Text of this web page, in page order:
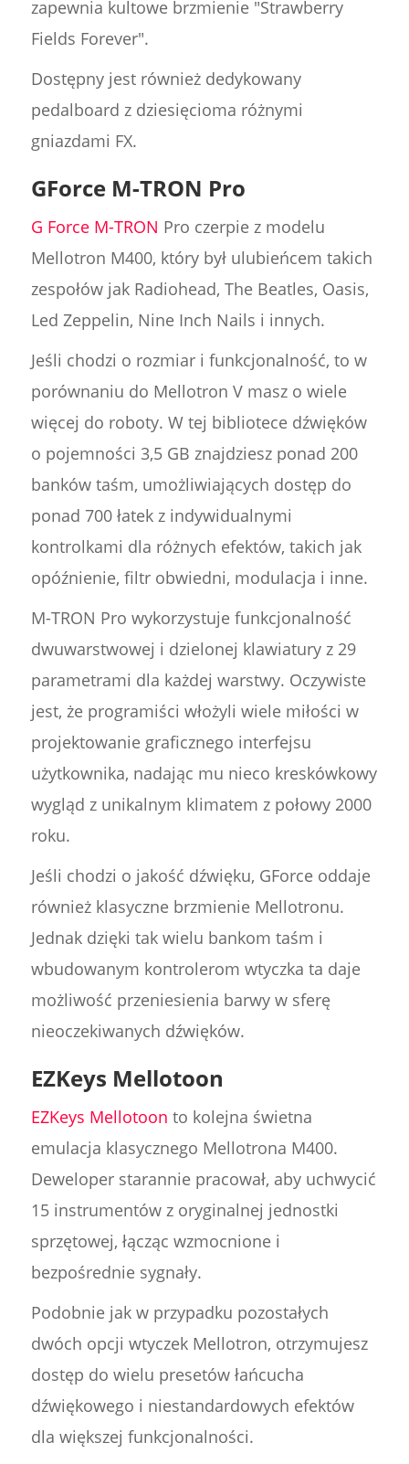
zapewnia kultowe brzmienie "Strawberry
Fields Forever".
Dostępny jest również dedykowany
pedalboard z dziesięcioma różnymi
gniazdami FX.
GForce M-TRON Pro
G Force M-TRON Pro czerpie z modelu
Mellotron M400, który był ulubieńcem takich
zespołów jak Radiohead, The Beatles, Oasis,
Led Zeppelin, Nine Inch Nails i innych.
Jeśli chodzi o rozmiar i funkcjonalność, to w
porównaniu do Mellotron V masz o wiele
więcej do roboty. W tej bibliotece dźwięków
o pojemności 3,5 GB znajdziesz ponad 200
banków taśm, umożliwiających dostęp do
ponad 700 łatek z indywidualnymi
kontrolkami dla różnych efektów, takich jak
opóźnienie, filtr obwiedni, modulacja i inne.
M-TRON Pro wykorzystuje funkcjonalność
dwuwarstwowej i dzielonej klawiatury z 29
parametrami dla każdej warstwy. Oczywiste
jest, że programiści włożyli wiele miłości w
projektowanie graficznego interfejsu
użytkownika, nadając mu nieco kreskówkowy
wygląd z unikalnym klimatem z połowy 2000
roku.
Jeśli chodzi o jakość dźwięku, GForce oddaje
również klasyczne brzmienie Mellotronu.
Jednak dzięki tak wielu bankom taśm i
wbudowanym kontrolerom wtyczka ta daje
możliwość przeniesienia barwy w sferę
nieoczekiwanych dźwięków.
EZKeys Mellotoon
EZKeys Mellotoon to kolejna świetna
emulacja klasycznego Mellotrona M400.
Deweloper starannie pracował, aby uchwycić
15 instrumentów z oryginalnej jednostki
sprzętowej, łącząc wzmocnione i
bezpośrednie sygnały.
Podobnie jak w przypadku pozostałych
dwóch opcji wtyczek Mellotron, otrzymujesz
dostęp do wielu presetów łańcucha
dźwiękowego i niestandardowych efektów
dla większej funkcjonalności.